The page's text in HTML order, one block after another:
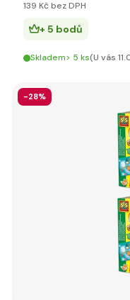
139 Kč bez DPH
+ 5 bodů
Skladem> 5 ks(U vás
-28%